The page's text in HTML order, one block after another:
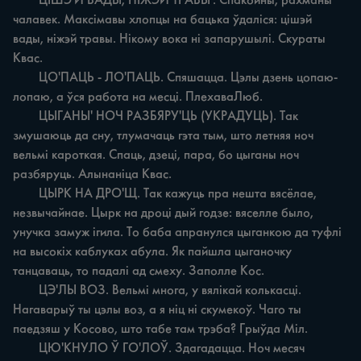
чалавек. Максімавы хлопцы на бацька ўдаліся: цішэй
вады, ніжэй травы. Нікому вока ні запарушылі. Скураты
Квас.
лопаю, а ўся работа на месці. ПлехаваЛюб.
змушаюць да сну, тлумачаць гэта тым, што летняя ноч
вельмі кароткая. Спаць, дзеці, пара, бо цыганы ноч
разбяруць. Алынаніца Квас.
незвычайнае. Цырк на дроці дый годзе: вяселле было,
унучка замуж ігила. То баба апранулся цыганкою да туфлі
на высокіх каблуках абула. Як пайшла цыганочку
танцаваць, то падалi ад смеху. Заполле Кос.
Нагаварыў ты цэлы воз, а я ніц ні скумекоў. Чаго ты
паедзяш у Косово, што табе там трэба? Грыўда Міл.
	ЦЮ'КНУЛО Ў ГО'ЛОЎ. Здагадацца. Ноч месяч